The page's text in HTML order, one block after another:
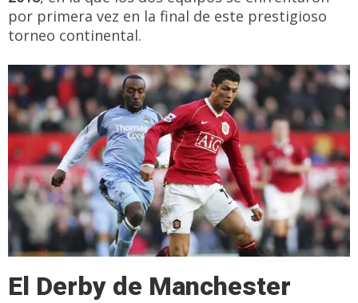
por primera vez en la final de este prestigioso
torneo continental.
El Derby de Manchester